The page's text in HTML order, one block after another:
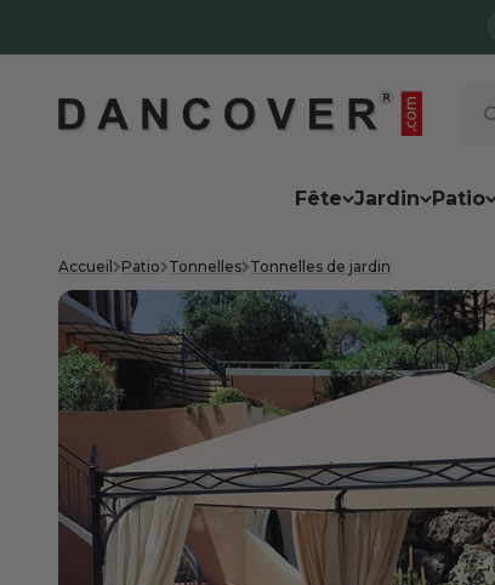
Fête Jardin Patio
Dancover
Accueil Patio Tonnelles Tonnelles de jardin